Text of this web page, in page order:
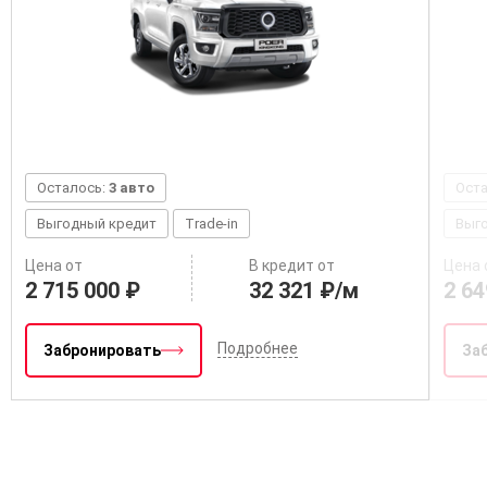
Осталось: 3 авто
Выгодный кредит Trade-in
Цена от
2 715 000 ₽
В кредит от
32 321 ₽/м
Забронировать Подробнее
Цена
2